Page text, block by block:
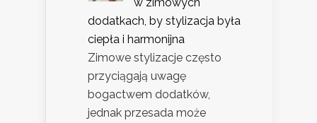
dodatkach, by stylizacja była
ciepła i harmonijna
Zimowe stylizacje często
przyciągają uwagę
bogactwem dodatków,
jednak przesada może